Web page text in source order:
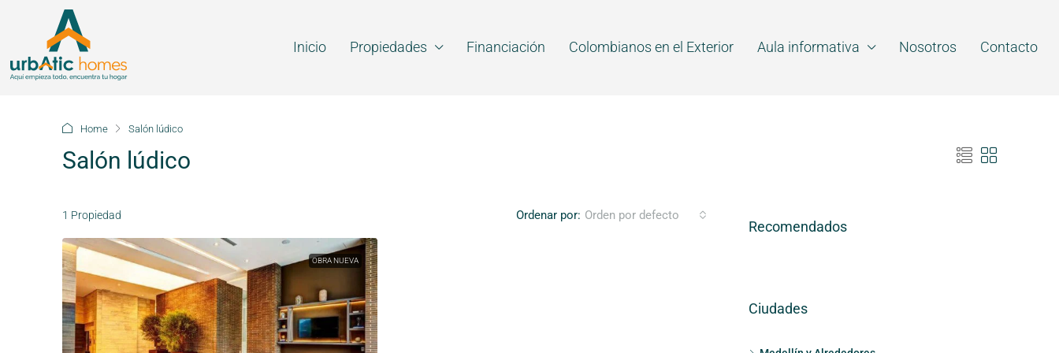
Inicio Propiedades Financiación Colombianos en el Exterior Aula informativa Nosotros Contacto
Home Salón lúdico
Salón lúdico
1 Propiedad Ordenar por: Orden por defecto
OBRA NUEVA
Recomendados
Ciudades